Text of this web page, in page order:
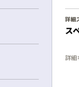
詳細
ス
詳細